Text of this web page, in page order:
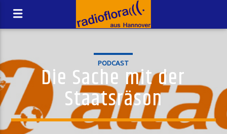
PODCAST
Die Sache mit der
Staatsräson